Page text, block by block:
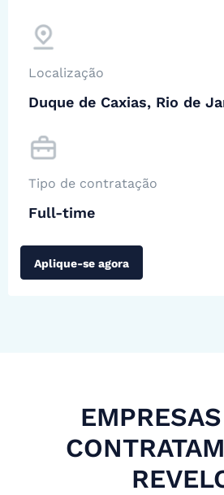
Localização
Duque de Caxias, Rio de
Tipo de contratação
Full-time
Aplique-se agora